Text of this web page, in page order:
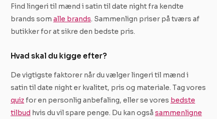
Find lingeri til mænd i satin til date night fra kendte
brands som alle brands. Sammenlign priser på tværs af
butikker for at sikre den bedste pris.
Hvad skal du kigge efter?
De vigtigste faktorer når du vælger lingeri til mænd i
satin til date night er kvalitet, pris og materiale. Tag vores
quiz for en personlig anbefaling, eller se vores bedste
tilbud hvis du vil spare penge. Du kan også sammenligne